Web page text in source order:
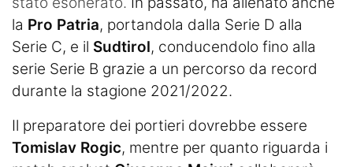
la Pro Patria, portandola dalla Serie D alla
Serie C, e il Sudtirol, conducendolo fino alla
serie Serie B grazie a un percorso da record
durante la stagione 2021/2022.
Il preparatore dei portieri dovrebbe essere
Tomislav Rogic, mentre per quanto riguarda i